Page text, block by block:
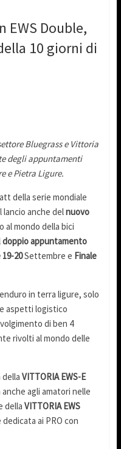
EWS Double,
10 giorni di
Bluegrass e Vittoria
degli appuntamenti
e Pietra Ligure.
della serie mondiale
lancio anche delnuovo
al mondo della bici
doppio appuntamento
20Settembre e Finale
in terra ligure, solo
aspetti logistico
di ben 4
rivolti al mondo delle
VITTORIA EWS-E
agli amatori nelle
della VITTORIA EWS
ai PRO con